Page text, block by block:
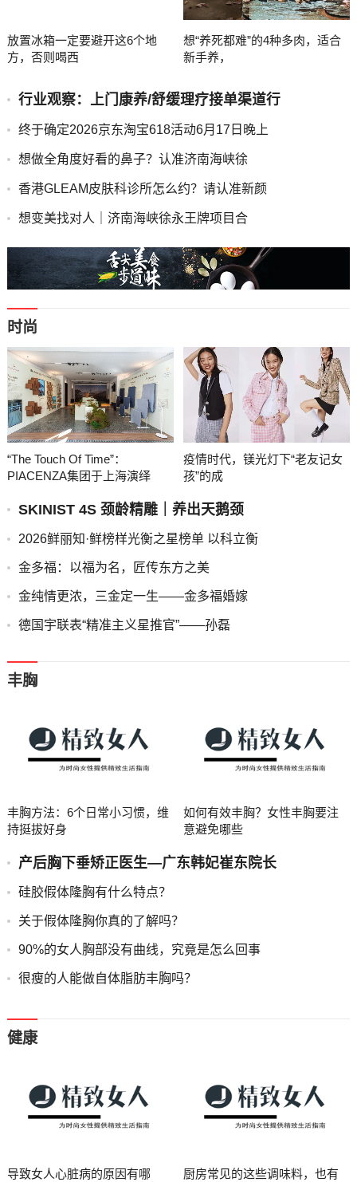
放置冰箱一定要避开这6个地
方，否则喝西
想“养死都难”的4种多肉，适合
新手养，
行业观察：上门康养/舒缓理疗接单渠道行
终于确定2026京东淘宝618活动6月17日晚上
想做全角度好看的鼻子？认准济南海峡徐
香港GLEAM皮肤科诊所怎么约？请认准新颜
想变美找对人｜济南海峡徐永王牌项目合
时尚
“The Touch Of Time”：
PIACENZA集团于上海演绎
疫情时代，镁光灯下“老友记女
孩”的成
SKINIST 4S 颈龄精雕｜养出天鹅颈
2026鲜丽知·鲜榜样光衡之星榜单 以科立衡
金多福：以福为名，匠传东方之美
金纯情更浓，三金定一生——金多福婚嫁
德国宇联表“精准主义星推官”——孙磊
丰胸
丰胸方法：6个日常小习惯，维
持挺拔好身
如何有效丰胸？女性丰胸要注
意避免哪些
产后胸下垂矫正医生—广东韩妃崔东院长
硅胶假体隆胸有什么特点？
关于假体隆胸你真的了解吗？
90%的女人胸部没有曲线，究竟是怎么回事
很瘦的人能做自体脂肪丰胸吗？
健康
导致女人心脏病的原因有哪
厨房常见的这些调味料，也有